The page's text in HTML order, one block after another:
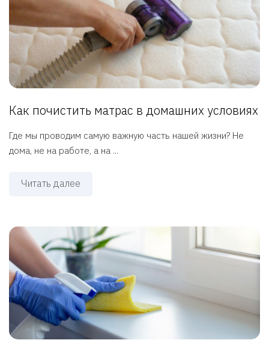
Как почистить матрас в домашних условиях
Где мы проводим самую важную часть нашей жизни? Не
дома, не на работе, а на ...
Читать далее